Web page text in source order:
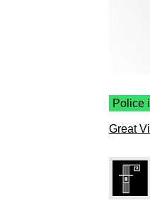
Police
Great